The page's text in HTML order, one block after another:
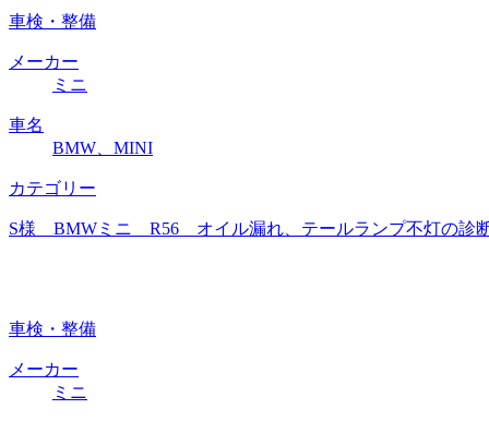
車検・整備
メーカー
ミニ
車名
BMW、MINI
カテゴリー
S様 BMWミニ R56 オイル漏れ、テールランプ不灯の診
車検・整備
メーカー
ミニ